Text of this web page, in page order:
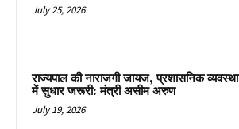
July 25, 2026
राज्यपाल की नाराजगी जायज, प्रशासनिक व्यवस्था
में सुधार जरूरी: मंत्री असीम अरुण
July 19, 2026